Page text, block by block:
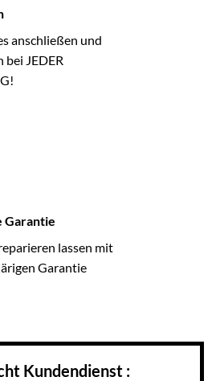
anschließen und
JEDER
Garantie
lassen mit
Garantie
Kundendienst :